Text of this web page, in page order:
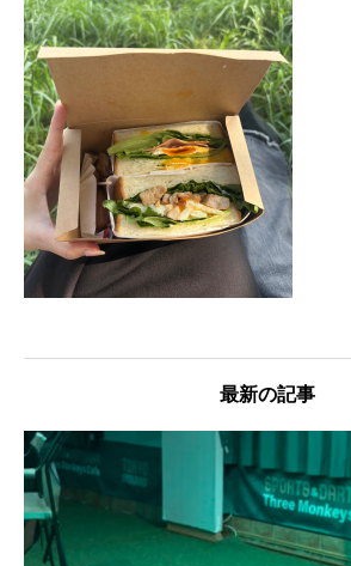
最新の記事